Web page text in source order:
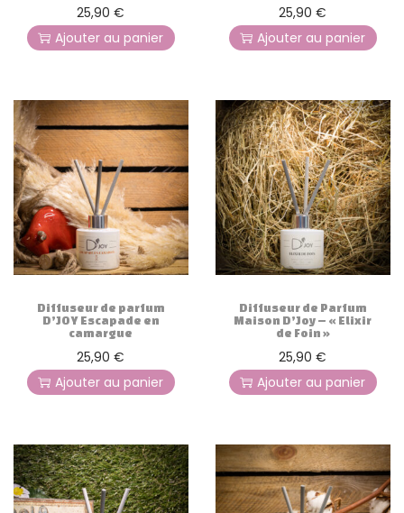
25,90€
Ajouter au panier
25,90€
Ajouter au panier
Diffuseur de parfum
D’JOY Escapade en
camargue
25,90€
Ajouter au panier
Diffuseur de Parfum
Maison D’Joy – « Elixir
de Foin »
25,90€
Ajouter au panier